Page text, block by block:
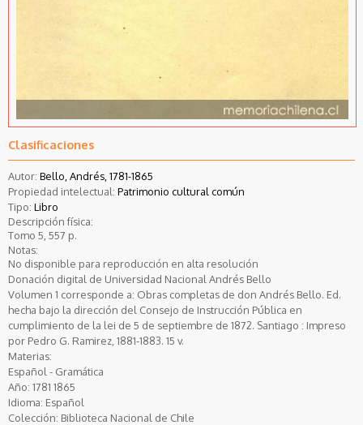
Clasificaciones
Autor: Bello, Andrés, 1781-1865
Propiedad intelectual: Patrimonio cultural común
Tipo: Libro
Descripción física:
Tomo 5, 557 p.
Notas:
No disponible para reproducción en alta resolución
Donación digital de Universidad Nacional Andrés Bello
Volumen 1 corresponde a: Obras completas de don Andrés Bello. Ed.
hecha bajo la dirección del Consejo de Instrucción Pública en
cumplimiento de la lei de 5 de septiembre de 1872. Santiago : Impreso
por Pedro G. Ramirez, 1881-1883. 15 v.
Materias:
Español - Gramática
Año: 1781 1865
Idioma: Español
Colección: Biblioteca Nacional de Chile